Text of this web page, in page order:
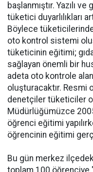
başlanmıştır. Yazılı
tüketici duyarlılıkları
Böylece
oto kontrol sistemi
tüketicinin eğitimi;
sağlayan önemli bir
adeta oto kontrole
oluşturacaktır. Resmi
denetçiler tüketiciler
Müdürlüğümüzce
öğrenci eğitimi
öğrencinin eğitimi
Bu gün merkez
toplam 100 öğrenciye "